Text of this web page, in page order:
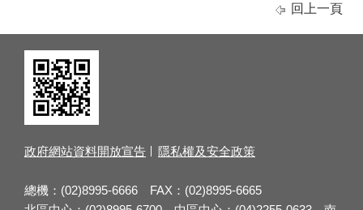
回上一頁
政府網站資料開放宣告 隱私權及安全政策
總機：(02)8995-6666 FAX：(02)8995-6665